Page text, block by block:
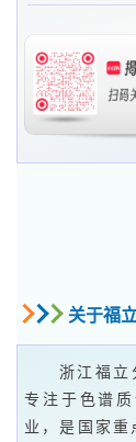
关于福
浙江福
专注于色谱
业，是国家重